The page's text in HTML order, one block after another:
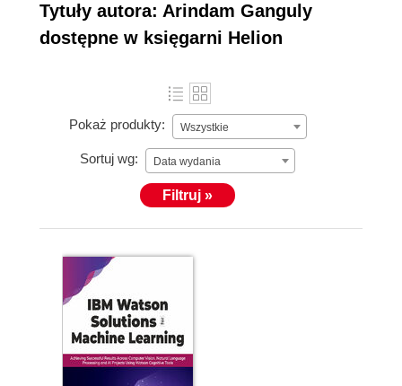
Tytuły autora: Arindam Ganguly
dostępne w księgarni Helion
Pokaż produkty: Wszystkie
Sortuj wg: Data wydania
Filtruj »